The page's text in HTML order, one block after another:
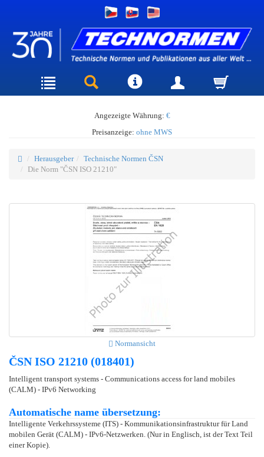
Angezeigte Währung: €
Preisanzeige: ohne MWS
Herausgeber
Technische Normen ČSN
Die Norm "ČSN ISO 21210"
Normansicht
ČSN ISO 21210 (018401)
Intelligent transport systems - Communications access for land mobiles
(CALM) - IPv6 Networking
Automatische name übersetzung:
Intelligente Verkehrssysteme (ITS) - Kommunikationsinfrastruktur für Land
mobilen Gerät (CALM) - IPv6-Netzwerken. (Nur in Englisch, ist der Text Teil
einer Kopie).